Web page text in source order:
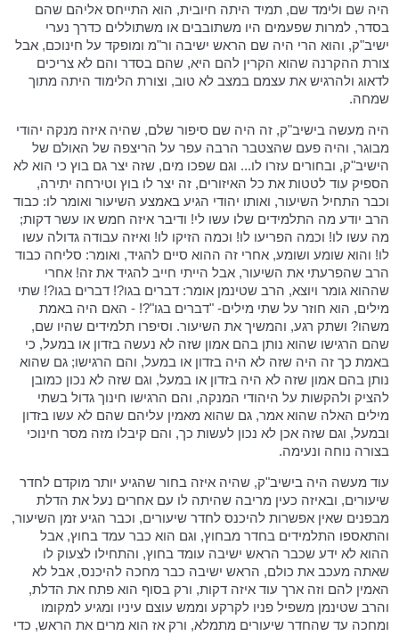
היה שם ולימד שם, תמיד היתה חיובית, הוא התייחס אליהם שהם
בסדר, למרות שפעמים היו משתובבים או משתוללים כדרך נערי
ישיב"ק, והוא הרי היה שם הראש ישיבה ור"מ ומופקד על חינוכם, אבל
צורת ההקרנה שהוא הקרין להם היא, שהם בסדר והם לא צריכים
לדאוג ולהרגיש את עצמם במצב לא טוב, וצורת הלימוד היתה מתוך
שמחה.
היה מעשה בישיב"ק, זה היה שם סיפור שלם, שהיה איזה מנקה יהודי
מבוגר, והיה פעם שהצטבר הרבה עפר על הריצפה של האולם של
הישיב"ק, ובחורים עזרו לו... וגם שפכו מים, שזה יצר גם בוץ כי הוא לא
הספיק עוד לטטות את כל האיזורים, זה יצר לו בוץ וטירחה יתירה,
וכבר התחיל השיעור, ואותו יהודי הגיע באמצע השיעור ואומר לו: כבוד
הרב יודע מה התלמידים שלו עשו לי! ודיבר איזה חמש או עשר דקות;
מה עשו לו! וכמה הפריעו לו! וכמה הזיקו לו! ואיזה עבודה גדולה עשו
לו! והוא שומע ושומע, אחרי זה ההוא סיים להגיד, ואומר: סליחה כבוד
הרב שהפרעתי את השיעור, אבל הייתי חייב להגיד את זה! אחרי
שההוא גומר ויוצא, הרב שטינמן אומר: דברים בגו?! דברים בגו?! שתי
מילים, הוא חוזר על שתי מילים- "דברים בגו"?! - האם היה באמת
משהו? ושתק רגע, והמשיך את השיעור. וסיפרו תלמידים שהיו שם,
שהם הרגישו שהוא נותן בהם אמון שזה לא נעשה בזדון או במעל, כי
באמת כך זה היה שזה לא היה בזדון או במעל, והם הרגישו; גם שהוא
נותן בהם אמון שזה לא היה בזדון או במעל, וגם שזה לא נכון כמובן
להציק ולהקשות על היהודי המנקה, והם הרגישו חינוך גדול בשתי
מילים האלה שהוא אמר, גם שהוא מאמין עליהם שהם לא עשו בזדון
ובמעל, וגם שזה אכן לא נכון לעשות כך, והם קיבלו מזה מסר חינוכי
בצורה נוחה ונעימה.
עוד מעשה היה בישיב"ק, שהיה איזה בחור שהגיע יותר מוקדם לחדר
שיעורים, ובאיזה כעין מריבה שהיתה לו עם אחרים נעל את הדלת
מבפנים שאין אפשרות להיכנס לחדר שיעורים, וכבר הגיע זמן השיעור,
והתאספו התלמידים בחדר מבחוץ, וגם הוא כבר עמד בחוץ, אבל
ההוא לא ידע שכבר הראש ישיבה עומד בחוץ, והתחילו לצעוק לו
שאתה מעכב את כולם, הראש ישיבה כבר מחכה להיכנס, אבל לא
האמין להם וזה ארך עוד איזה דקות, ורק בסוף הוא פתח את הדלת,
והרב שטינמן משפיל פניו לקרקע וממש עוצם עיניו ומגיע למקומו
ומחכה עד שהחדר שיעורים מתמלא, ורק אז הוא מרים את הראש, כדי